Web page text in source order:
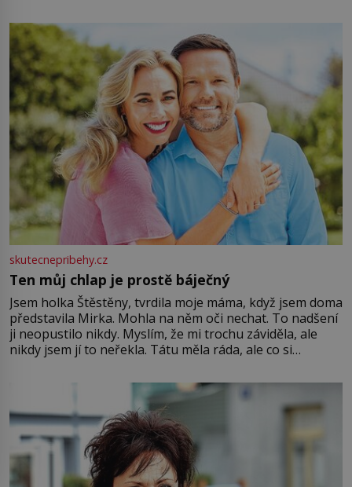
můžete obohatit své rituály a přinést do svého života
větší harmonii a klid. Je důležité
skutecnepribehy.cz
Ten můj chlap je prostě báječný
Jsem holka Štěstěny, tvrdila moje máma, když jsem doma
představila Mirka. Mohla na něm oči nechat. To nadšení
ji neopustilo nikdy. Myslím, že mi trochu záviděla, ale
nikdy jsem jí to neřekla. Tátu měla ráda, ale co si
Jsme spolu moc rádi Tehdy byla jiná doba, když